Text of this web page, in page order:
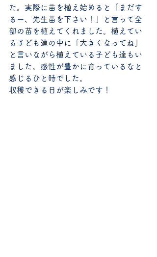
た。実際に苗を植え始めると「まだす
るー、先生苗を下さい！」と言って全
部の苗を植えてくれました。植えてい
る子ども達の中に「大きくなってね」
と言いながら植えている子ども達もい
ました。感性が豊かに育っているなと
感じるひと時でした。
収穫できる日が楽しみです！